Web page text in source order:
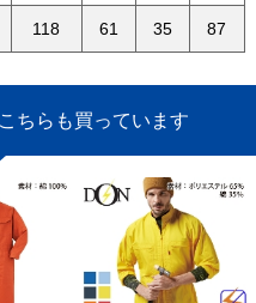
118 61 35 87
ちらも買っています